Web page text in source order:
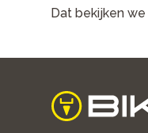
Dat bekijken
home